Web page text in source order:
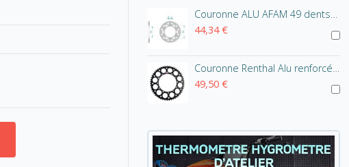
Couronne ALU AFAM 49 dents pour RMX 450 Z 2010-2013
44,34 €
Couronne Renthal Alu renforcé anodisé noir pour Suzuki RMX 450 Z et RMZ 450 2005 - 2014 50 Dents
49,50 €